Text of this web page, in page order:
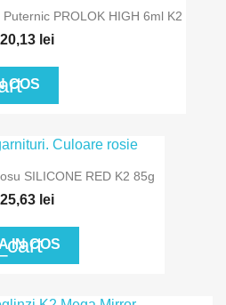
PROLOK HIGH 6ml K2
20,13 lei
COS
SILICONE RED K2 85g
25,63 lei
IN COS